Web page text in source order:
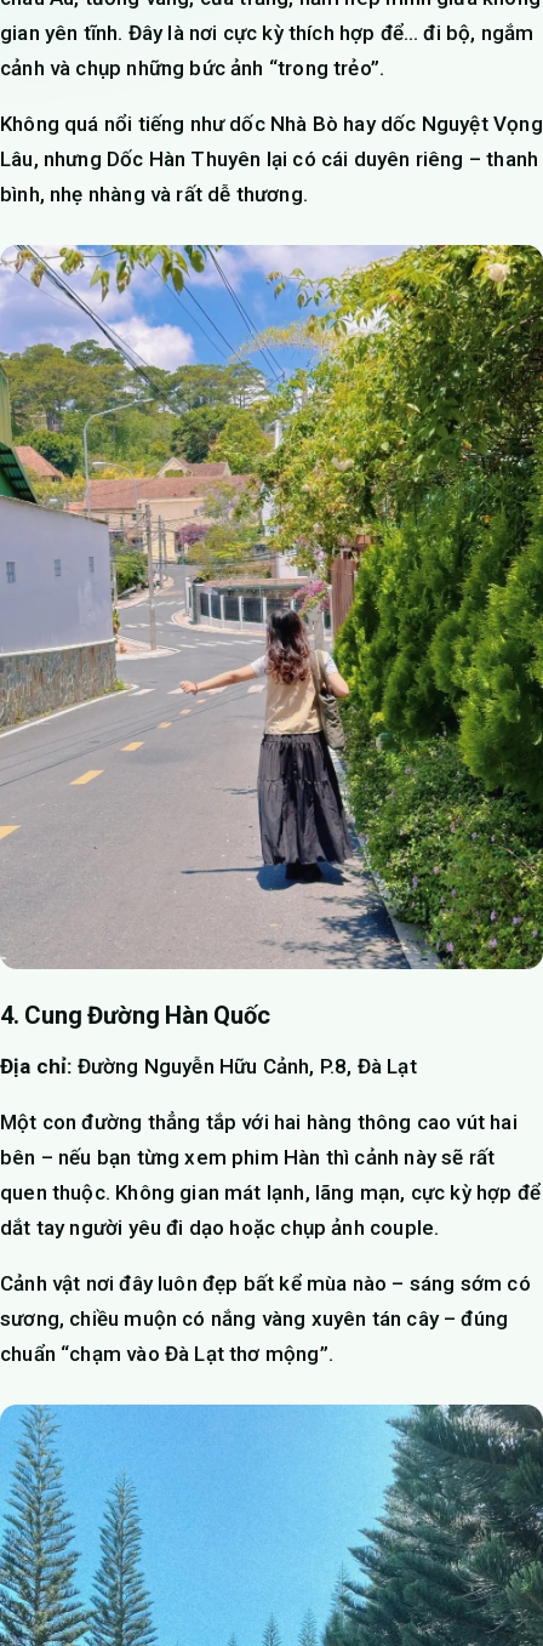
gian yên tĩnh. Đây là nơi cực kỳ thích hợp để… đi bộ, ngắm
cảnh và chụp những bức ảnh “trong trẻo”.
Không quá nổi tiếng như dốc Nhà Bò hay dốc Nguyệt Vọng
Lâu, nhưng Dốc Hàn Thuyên lại có cái duyên riêng – thanh
bình, nhẹ nhàng và rất dễ thương.
4. Cung Đường Hàn Quốc
Địa chỉ: Đường Nguyễn Hữu Cảnh, P.8, Đà Lạt
Một con đường thẳng tắp với hai hàng thông cao vút hai
bên – nếu bạn từng xem phim Hàn thì cảnh này sẽ rất
quen thuộc. Không gian mát lạnh, lãng mạn, cực kỳ hợp để
dắt tay người yêu đi dạo hoặc chụp ảnh couple.
Cảnh vật nơi đây luôn đẹp bất kể mùa nào – sáng sớm có
sương, chiều muộn có nắng vàng xuyên tán cây – đúng
chuẩn “chạm vào Đà Lạt thơ mộng”.